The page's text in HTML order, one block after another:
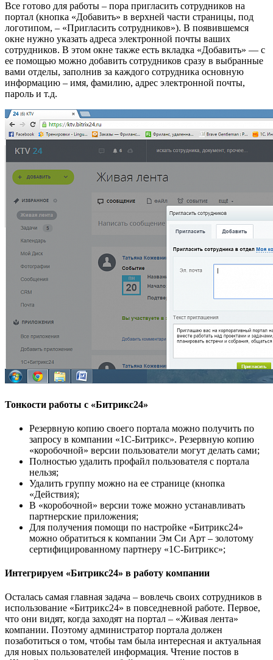
Все готово для работы – пора пригласить сотрудников на
портал (кнопка «Добавить» в верхней части страницы, под
логотипом, – «Пригласить сотрудников»). В появившемся
окне нужно указать адреса электронной почты ваших
сотрудников. В этом окне также есть вкладка «Добавить» — с
ее помощью можно добавить сотрудников сразу в выбранные
вами отделы, заполнив за каждого сотрудника основную
информацию – имя, фамилию, адрес электронной почты,
пароль и т.д.
Тонкости работы с «Битрикс24»
Резервную копию своего портала можно получить по
запросу в компании «1С-Битрикс». Резервную копию
«коробочной» версии пользователи могут делать сами;
Полностью удалить профайл пользователя с портала
нельзя;
Удалить группу можно на ее странице (кнопка
«Действия);
В «коробочной» версии тоже можно устанавливать
партнерские приложения;
Для получения помощи по настройке «Битрикс24»
можно обратиться к компании Эм Си Арт – золотому
сертифицированному партнеру «1С-Битрикс»;
Интегрируем «Битрикс24» в работу компании
Осталась самая главная задача – вовлечь своих сотрудников в
использование «Битрикс24» в повседневной работе. Первое,
что они видят, когда заходят на портал – «Живая лента»
компании. Поэтому администратор портала должен
позаботиться о том, чтобы там была интересная и актуальная
для новых пользователей информация. Чтение постов в